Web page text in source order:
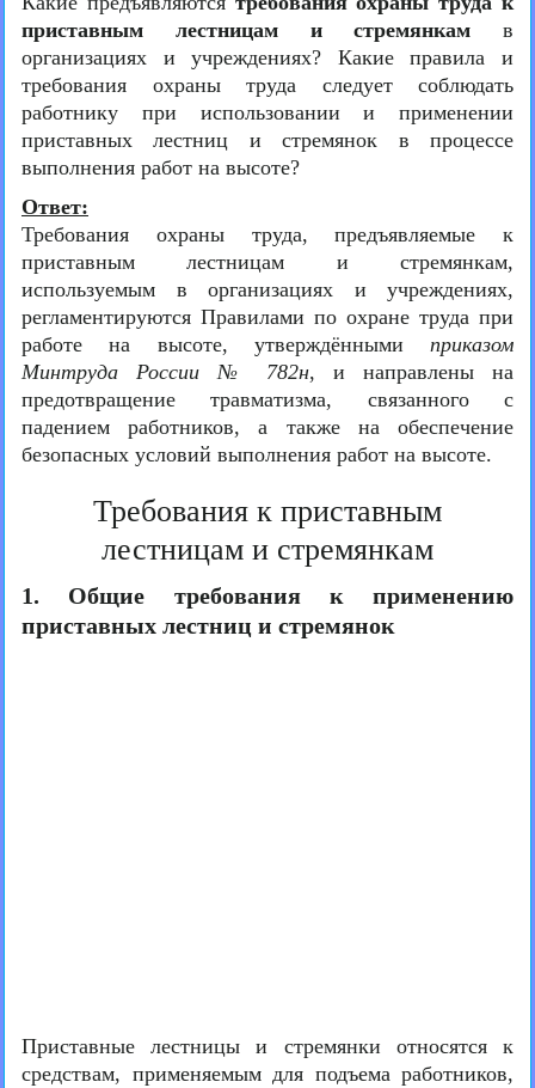
приставным лестницам и стремянкам в
организациях и учреждениях? Какие правила и
требования охраны труда следует соблюдать
работнику при использовании и применении
приставных лестниц и стремянок в процессе
выполнения работ на высоте?
Ответ:
Требования охраны труда, предъявляемые к
приставным лестницам и стремянкам,
используемым в организациях и учреждениях,
регламентируются Правилами по охране труда при
работе на высоте, утверждёнными приказом
Минтруда России № 782н, и направлены на
предотвращение травматизма, связанного с
падением работников, а также на обеспечение
безопасных условий выполнения работ на высоте.
Требования к приставным
лестницам и стремянкам
1. Общие требования к применению
приставных лестниц и стремянок
Приставные лестницы и стремянки относятся к
средствам, применяемым для подъема работников,